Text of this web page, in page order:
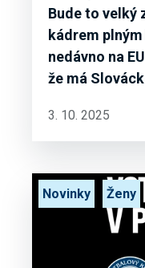
Bude to velký
kádrem
nedávno na
že má
3. 10. 2025
Novinky Ženy